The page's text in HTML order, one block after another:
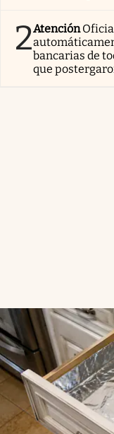
2Atención
bancarias de
que